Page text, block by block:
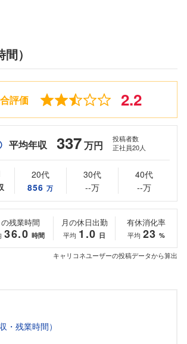
）
評価 2.2
平均年収 337万円
投稿者数
正社員20人
20代
856 万
30代
--万
40代
--万
の残業時間
36.0 時間
月の休日出勤
平均 1.0 日
有休消化率
平均 23 %
キャリコネユーザーの投稿データから算出
残業時間）